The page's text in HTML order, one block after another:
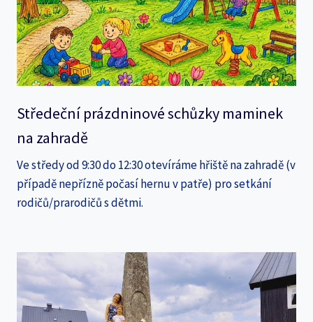
Středeční prázdninové schůzky maminek
na zahradě
Ve středy od 9:30 do 12:30 otevíráme hřiště na zahradě (v
případě nepřízně počasí hernu v patře) pro setkání
rodičů/prarodičů s dětmi.